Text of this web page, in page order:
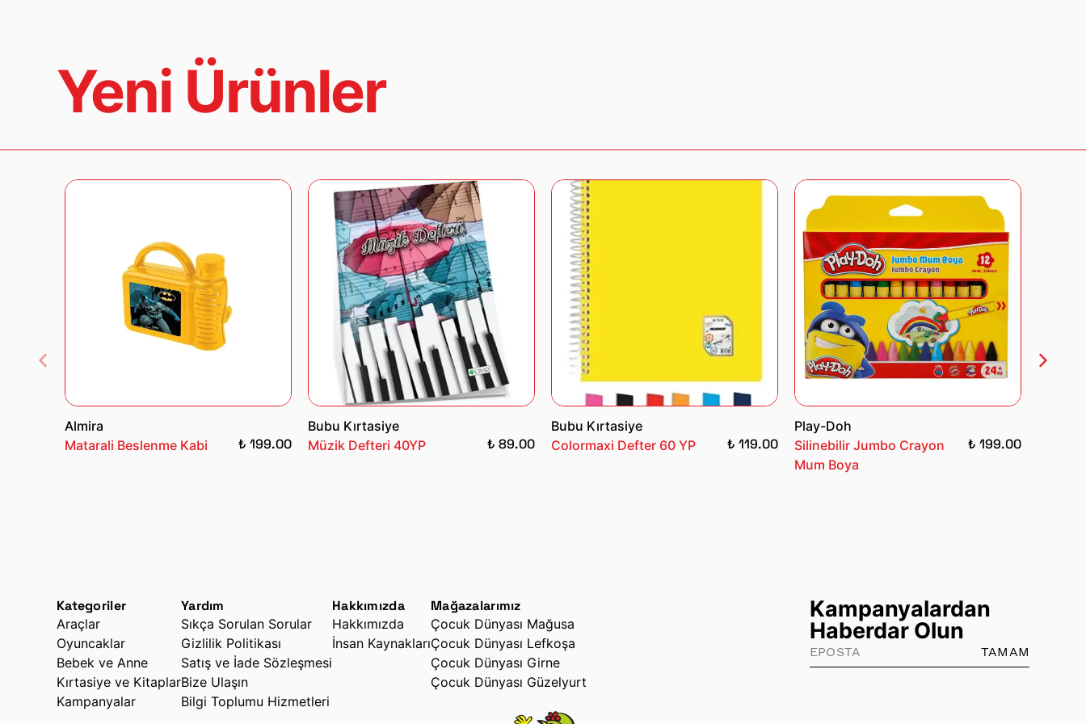
Yeni Ürünler
Almira
Matarali Beslenme Kabi
₺ 199.00
Bubu Kırtasiye
Müzik Defteri 40YP
₺ 89.00
Bubu Kırtasiye
Colormaxi Defter 60 YP
₺ 119.00
Play-Doh
Silinebilir Jumbo Crayon
Mum Boya
₺ 199.00
Kategoriler
Araçlar
Oyuncaklar
Bebek ve Anne
Kırtasiye ve Kitaplar
Kampanyalar
Yardım
Sıkça Sorulan Sorular
Gizlilik Politikası
Satış ve İade Sözleşmesi
Bize Ulaşın
Bilgi Toplumu Hizmetleri
Hakkımızda
Hakkımızda
İnsan Kaynakları
Mağazalarımız
Çocuk Dünyası Mağusa
Çocuk Dünyası Lefkoşa
Çocuk Dünyası Girne
Çocuk Dünyası Güzelyurt
Kampanyalardan
Haberdar Olun
TAMAM